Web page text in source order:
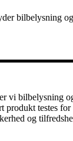
bilbelysning
vi bilbelysning
produkt testes
og